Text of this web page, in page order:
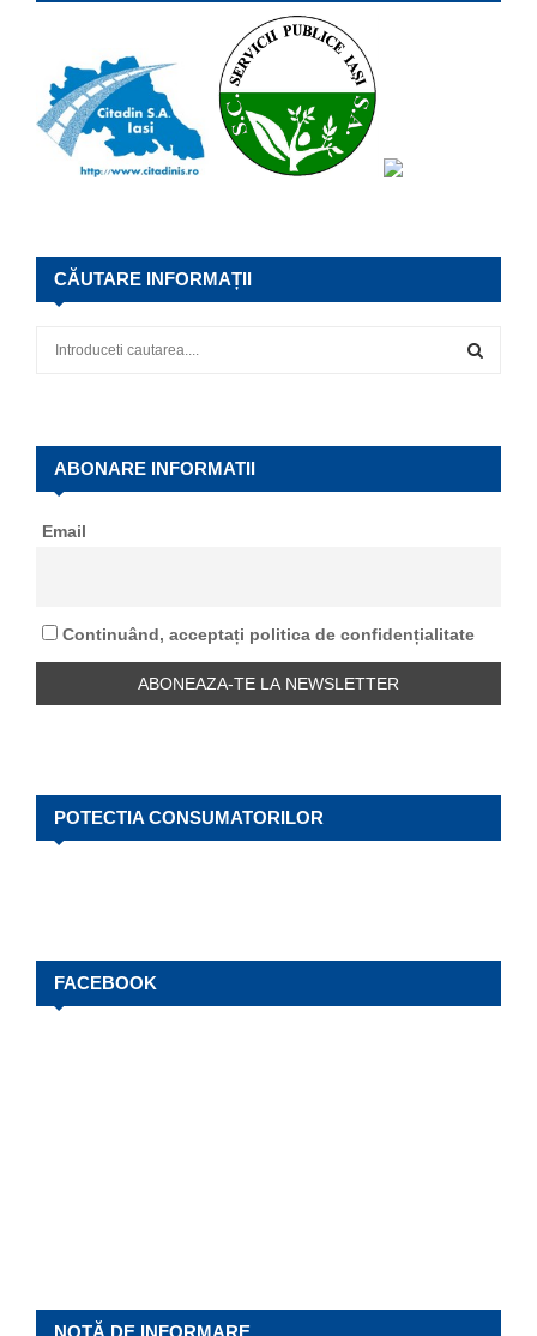
CĂUTARE INFORMAȚII
f
E
A
H
ABONARE INFORMATII
Email
Continuând, acceptați politica de confidențialitate
POTECTIA CONSUMATORILOR
FACEBOOK
NOTĂ DE INFORMARE